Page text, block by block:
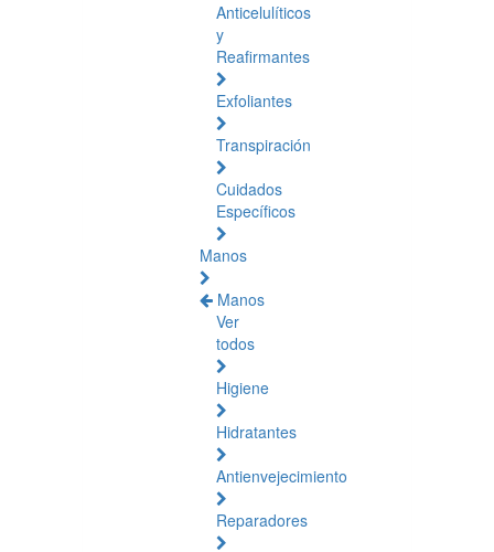
Anticelulíticos
y
Reafirmantes
Exfoliantes
Transpiración
Cuidados
Específicos
Manos
Manos
Ver
todos
Higiene
Hidratantes
Antienvejecimiento
Reparadores